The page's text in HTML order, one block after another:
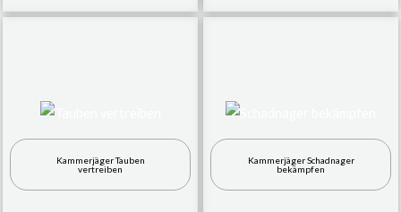
Kammerjäger Tauben
vertreiben
Kammerjäger Schadnager
bekämpfen